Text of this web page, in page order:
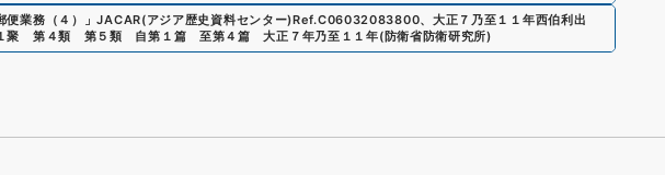
業務（４） 」JACAR(アジア歴史資料センター)Ref.C06032083800、 大正７乃至１１年西伯利出
聚 第４類 第５類 自第１篇 至第４篇 大正７年乃至１１年(防衛省防衛研究所)